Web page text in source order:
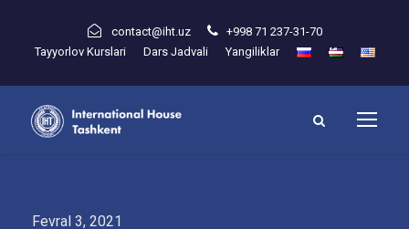
contact@iht.uz
+998 71 237-31-70
Tayyorlov Kurslari
Dars Jadvali Yangiliklar
Fevral 3, 2021